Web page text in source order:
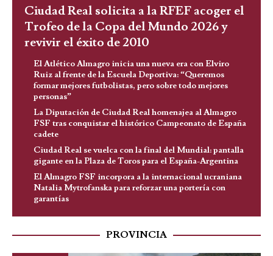
Ciudad Real solicita a la RFEF acoger el
Trofeo de la Copa del Mundo 2026 y
revivir el éxito de 2010
El Atlético Almagro inicia una nueva era con Elviro
Ruiz al frente de la Escuela Deportiva: “Queremos
formar mejores futbolistas, pero sobre todo mejores
personas”
La Diputación de Ciudad Real homenajea al Almagro
FSF tras conquistar el histórico Campeonato de España
cadete
Ciudad Real se vuelca con la final del Mundial: pantalla
gigante en la Plaza de Toros para el España-Argentina
El Almagro FSF incorpora a la internacional ucraniana
Natalia Mytrofanska para reforzar una portería con
garantías
PROVINCIA